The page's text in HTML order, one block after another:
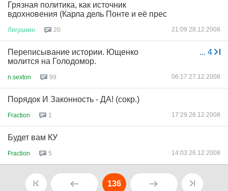
Грязная политика, как источник
вдохновения (Карла дель Понте и её прес
Лягушкин 20 21:09 28.12.2008
... 4
Переписывание истории. Ющенко
молится на Голодомор.
n.sexton 99 06:17 27.12.2008
Порядок И Законность - ДА! (сокр.)
Fraction 1 17:29 26.12.2008
Будет вам КУ
Fraction 5 14:03 26.12.2008
136